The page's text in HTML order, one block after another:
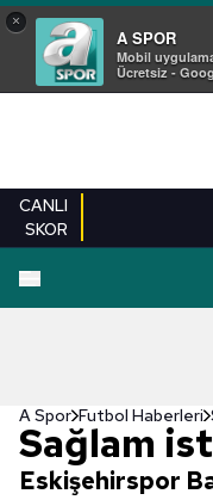
×
A SPOR
Mobil
Ücretsiz -
CANLI
SKOR
A Spor Futbol Haberleri
Sağlam
Eskişehirspor